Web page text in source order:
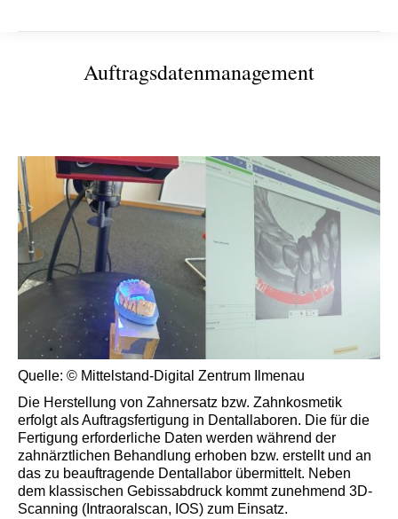
Auftragsdatenmanagement
Quelle: © Mittelstand-Digital Zentrum Ilmenau
Die Herstellung von Zahnersatz bzw. Zahnkosmetik
erfolgt als Auftragsfertigung in Dentallaboren. Die für die
Fertigung erforderliche Daten werden während der
zahnärztlichen Behandlung erhoben bzw. erstellt und an
das zu beauftragende Dentallabor übermittelt. Neben
dem klassischen Gebissabdruck kommt zunehmend 3D-
Scanning (Intraoralscan, IOS) zum Einsatz.